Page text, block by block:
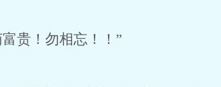
贵！勿相忘！！”